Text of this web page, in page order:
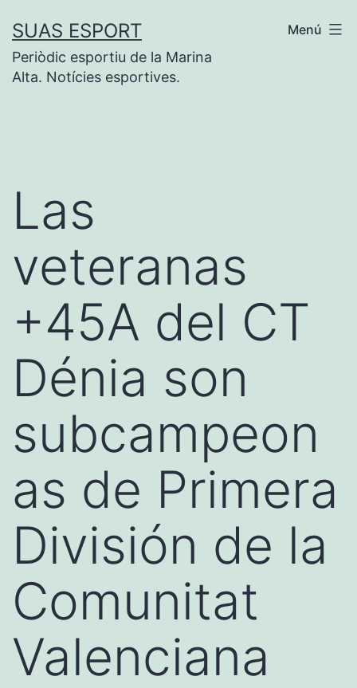
contenido
SUAS ESPORT
Periòdic esportiu de la Marina
Alta. Notícies esportives.
Menú
Las
veteranas
+45A del CT
Dénia son
subcampeon
as de Primera
División de la
Comunitat
Valenciana